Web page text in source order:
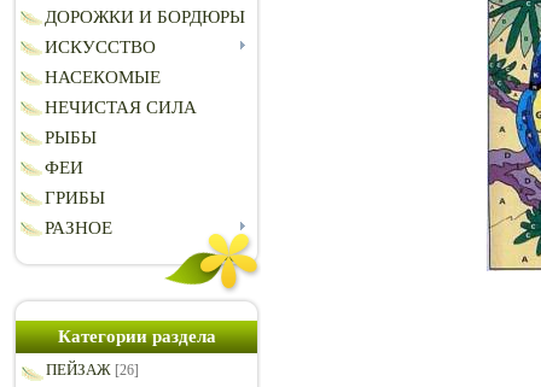
ДОРОЖКИ И БОРДЮРЫ
ИСКУССТВО
НАСЕКОМЫЕ
НЕЧИСТАЯ СИЛА
РЫБЫ
ФЕИ
ГРИБЫ
РАЗНОЕ
Категории раздела
ПЕЙЗАЖ [26]